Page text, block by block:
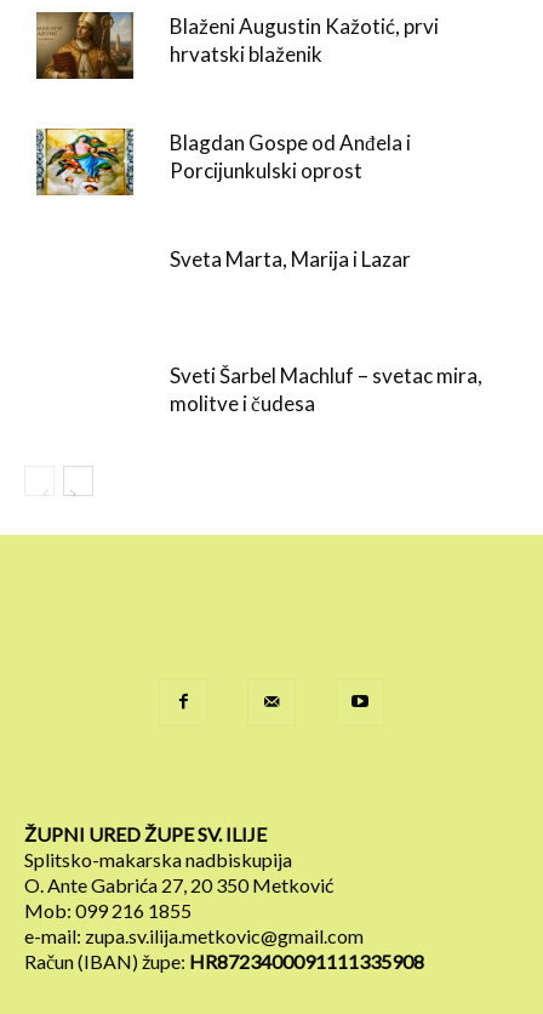
Blaženi Augustin Kažotić, prvi
hrvatski blaženik
Blagdan Gospe od Anđela i
Porcijunkulski oprost
Sveta Marta, Marija i Lazar
Sveti Šarbel Machluf – svetac mira,
molitve i čudesa
ŽUPNI URED ŽUPE SV. ILIJE
Splitsko-makarska nadbiskupija
O. Ante Gabrića 27, 20 350 Metković
Mob: 099 216 1855
e-mail: zupa.sv.ilija.metkovic@gmail.com
Račun (IBAN) župe: HR8723400091111335908